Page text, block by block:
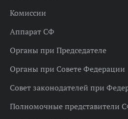
Комиссии
Аппарат СФ
Органы при Председателе
Органы при Совете Федерации
Совет законодателей при
Полномочные представители